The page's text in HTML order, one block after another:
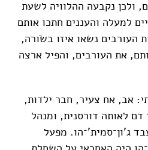
ולכן נקבעה ההלוויה לשעת
למעלה והעננים חתכו אותם
העורבים נשאו איזו בשׂורה,
את העורבים, והפיל ארצה
אב, אח צעיר, חבר ילדות,
לאותה דורסנית, ומנהל
ג'ון־סמית'־הו. מפעל